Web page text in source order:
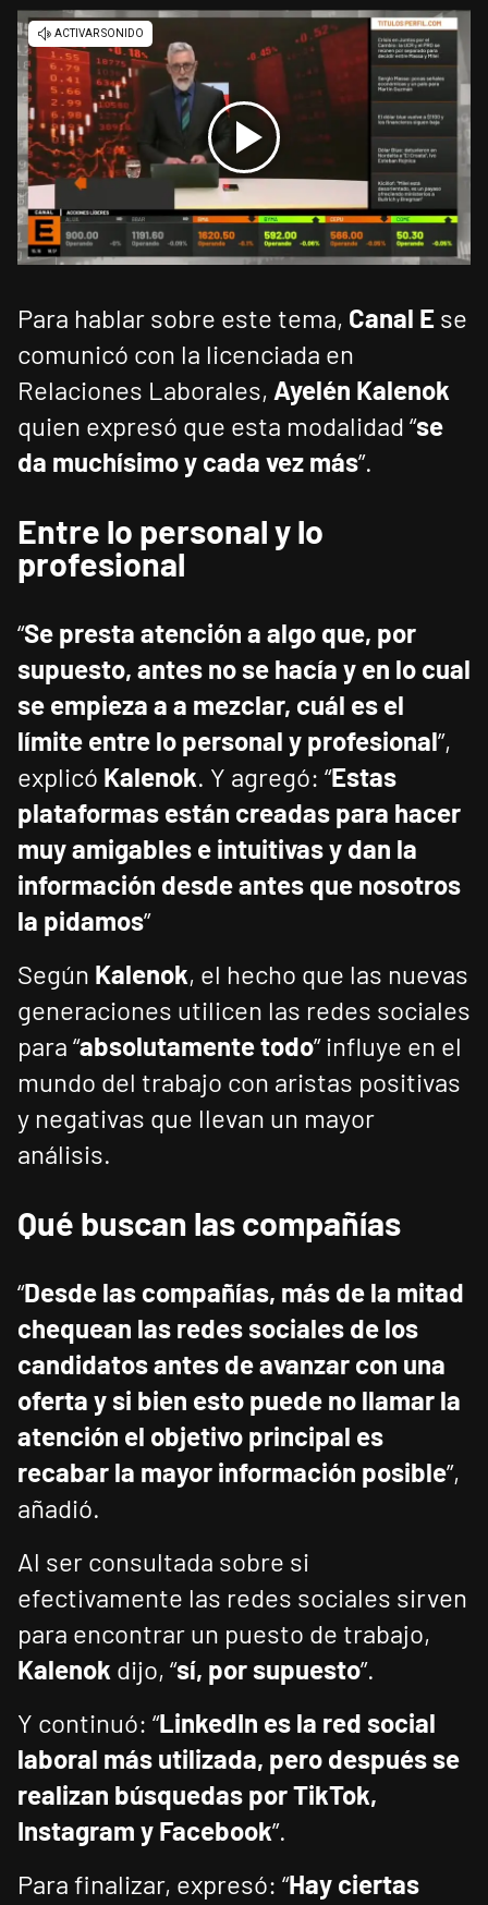
Para hablar sobre este tema, Canal E se
comunicó con la licenciada en
Relaciones Laborales, Ayelén Kalenok
quien expresó que esta modalidad “se
da muchísimo y cada vez más”.
Entre lo personal y lo
profesional
“Se presta atención a algo que, por
supuesto, antes no se hacía y en lo cual
se empieza a a mezclar, cuál es el
límite entre lo personal y profesional”,
explicó Kalenok. Y agregó: “Estas
plataformas están creadas para hacer
muy amigables e intuitivas y dan la
información desde antes que nosotros
la pidamos”
Según Kalenok, el hecho que las nuevas
generaciones utilicen las redes sociales
para “absolutamente todo” influye en el
mundo del trabajo con aristas positivas
y negativas que llevan un mayor
análisis.
Qué buscan las compañías
“Desde las compañías, más de la mitad
chequean las redes sociales de los
candidatos antes de avanzar con una
oferta y si bien esto puede no llamar la
atención el objetivo principal es
recabar la mayor información posible”,
añadió.
Al ser consultada sobre si
efectivamente las redes sociales sirven
para encontrar un puesto de trabajo,
Kalenok dijo, “sí, por supuesto”.
Y continuó: “LinkedIn es la red social
laboral más utilizada, pero después se
realizan búsquedas por TikTok,
Instagram y Facebook”.
Para finalizar, expresó: “Hay ciertas